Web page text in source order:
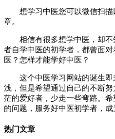
想学习中医您可以微信扫描
章。
相信有很多想学中医，却不
者自学中医的初学者，都曾面
医？怎样才能学好中医？
这个中医学习网站的诞生即
浅，但是希望通过自己的不断
茫的爱好者，少走一些弯路。
的问题，服务好中医初学者，成
热门文章